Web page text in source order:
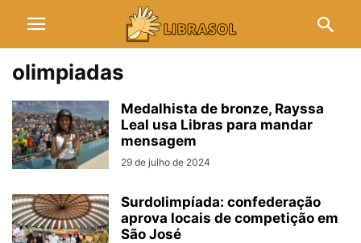
olimpiadas
Medalhista de bronze, Rayssa
Leal usa Libras para mandar
mensagem
29 de julho de 2024
Surdolimpíada: confederação
aprova locais de competição em
São José